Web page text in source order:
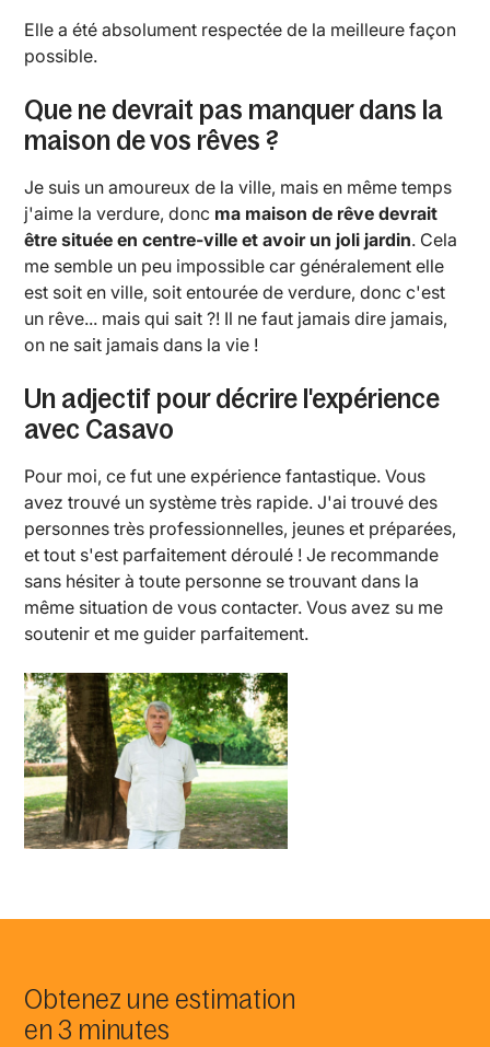
Elle a été absolument respectée de la meilleure façon
possible.
Que ne devrait pas manquer dans la
maison de vos rêves ?
Je suis un amoureux de la ville, mais en même temps
j'aime la verdure, donc ma maison de rêve devrait
être située en centre-ville et avoir un joli jardin. Cela
me semble un peu impossible car généralement elle
est soit en ville, soit entourée de verdure, donc c'est
un rêve... mais qui sait ?! Il ne faut jamais dire jamais,
on ne sait jamais dans la vie !
Un adjectif pour décrire l'expérience
avec Casavo
Pour moi, ce fut une expérience fantastique. Vous
avez trouvé un système très rapide. J'ai trouvé des
personnes très professionnelles, jeunes et préparées,
et tout s'est parfaitement déroulé ! Je recommande
sans hésiter à toute personne se trouvant dans la
même situation de vous contacter. Vous avez su me
soutenir et me guider parfaitement.
Obtenez une estimation
en 3 minutes